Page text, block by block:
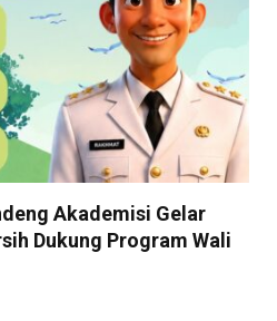
Akademisi Gelar
Dukung Program Wali